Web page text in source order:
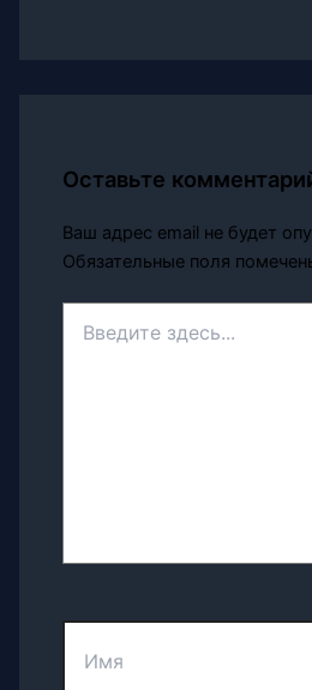
Оставьте
Ваш адрес email не будет
Обязательные поля
здесь...